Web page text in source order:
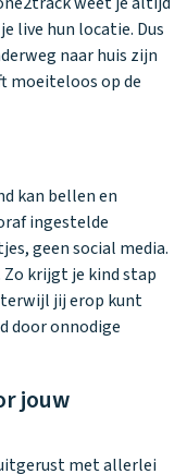
live hun locatie. Dus
naar huis zijn
moeiteloos op de
kan bellen en
ingestelde
geen social media.
Zo krijgt je kind stap
jij erop kunt
door onnodige
jouw
met allerlei